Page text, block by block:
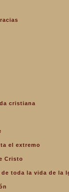
cristiana
el extremo
Cristo
toda la vida de la